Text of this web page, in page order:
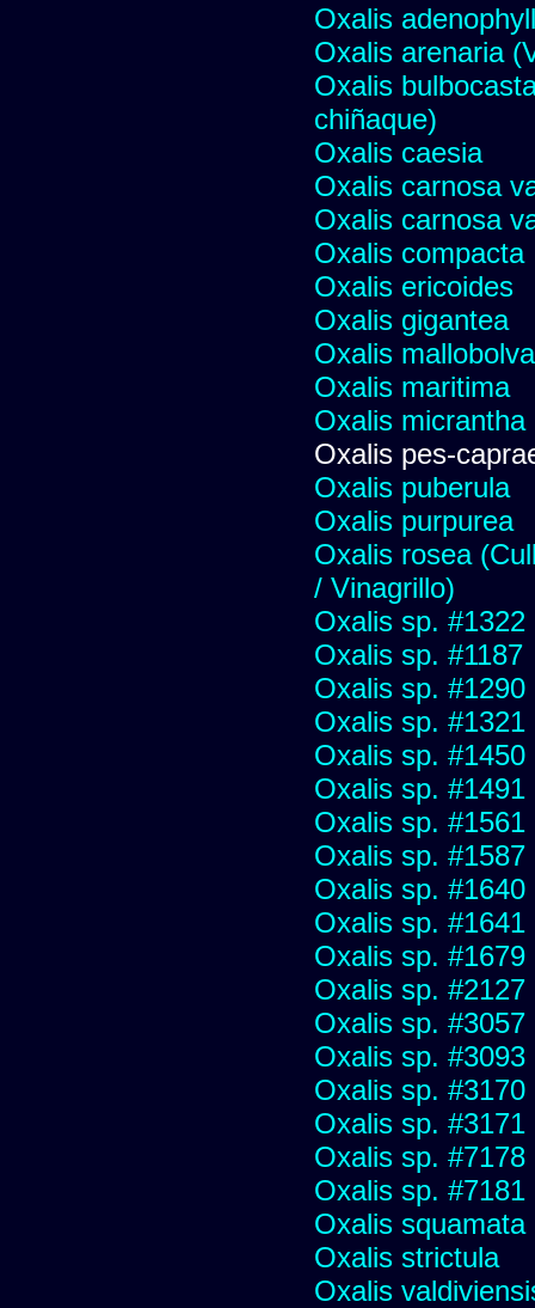
Oxalis
Oxalis arenaria
Oxalis
chiñaque)
Oxalis caesia
Oxalis carnosa
Oxalis carnosa
Oxalis compacta
Oxalis ericoides
Oxalis gigantea
Oxalis
Oxalis maritima
Oxalis micrantha
Oxalis pes-
Oxalis puberula
Oxalis purpurea
Oxalis rosea
/ Vinagrillo)
Oxalis sp. #1322
Oxalis sp. #1187
Oxalis sp. #1290
Oxalis sp. #1321
Oxalis sp. #1450
Oxalis sp. #1491
Oxalis sp. #1561
Oxalis sp. #1587
Oxalis sp. #1640
Oxalis sp. #1641
Oxalis sp. #1679
Oxalis sp. #2127
Oxalis sp. #3057
Oxalis sp. #3093
Oxalis sp. #3170
Oxalis sp. #3171
Oxalis sp. #7178
Oxalis sp. #7181
Oxalis
Oxalis strictula
Oxalis